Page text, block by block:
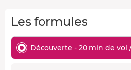
Les formules
Découverte - 20 min de vol /